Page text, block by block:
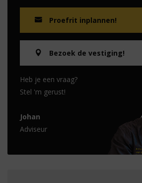
Proefrit inplannen!
Bezoek de vestiging!
Heb je een vraag?
Stel 'm gerust!
Johan
Adviseur